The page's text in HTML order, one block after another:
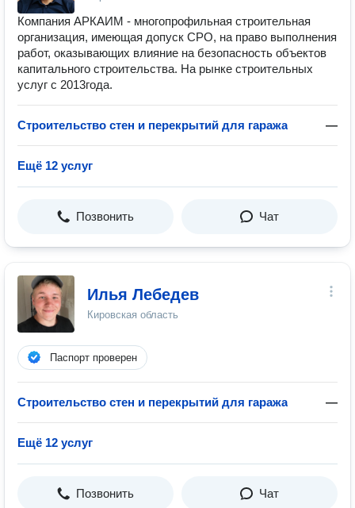
Компания АРКАИМ - многопрофильная строительная
организация, имеющая допуск СРО, на право выполнения
работ, оказывающих влияние на безопасность объектов
капитального строительства. На рынке строительных
услуг с 2013года.
Строительство стен и перекрытий для гаража —
Ещё 12 услуг
Позвонить Чат
Илья Лебедев
Кировская область
Паспорт проверен
Строительство стен и перекрытий для гаража —
Ещё 12 услуг
Позвонить Чат